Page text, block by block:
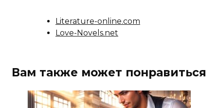
Literature-online.com
Love-Novels.net
Вам также может понравиться